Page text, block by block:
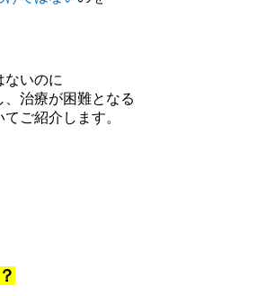
ないのに
治療が困難となる
てご紹介します。